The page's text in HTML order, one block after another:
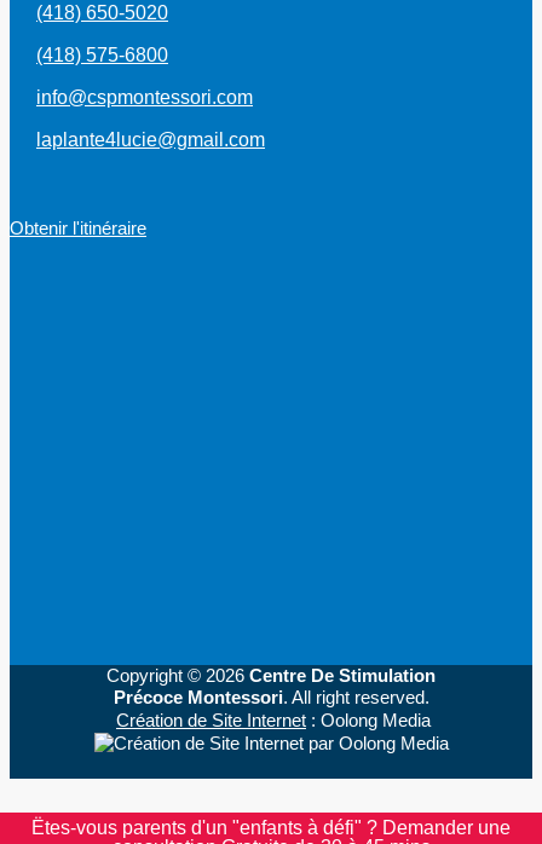
(418) 650-5020
(418) 575-6800
info@cspmontessori.com
laplante4lucie@gmail.com
Obtenir l'itinéraire
Copyright © 2026 Centre De Stimulation
Précoce Montessori. All right reserved.
Création de Site Internet : Oolong Media
Ëtes-vous parents d'un "enfants à défi" ? Demander une